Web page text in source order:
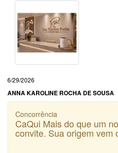
6/29/2026
ANNA KAROLINE ROCHA DE SOUSA
Concorrência
CaQui Mais do que um
convite. Sua origem vem